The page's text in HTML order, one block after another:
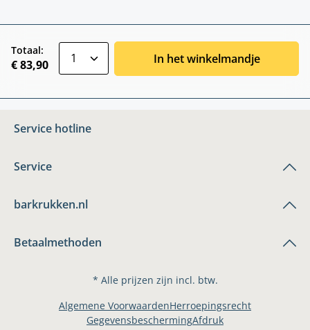
Totaal:
€ 83,90 In het winkelmandje
Service hotline
Service
barkrukken.nl
Betaalmethoden
* Alle prijzen zijn incl. btw.
Algemene VoorwaardenHerroepingsrecht
GegevensbeschermingAfdruk